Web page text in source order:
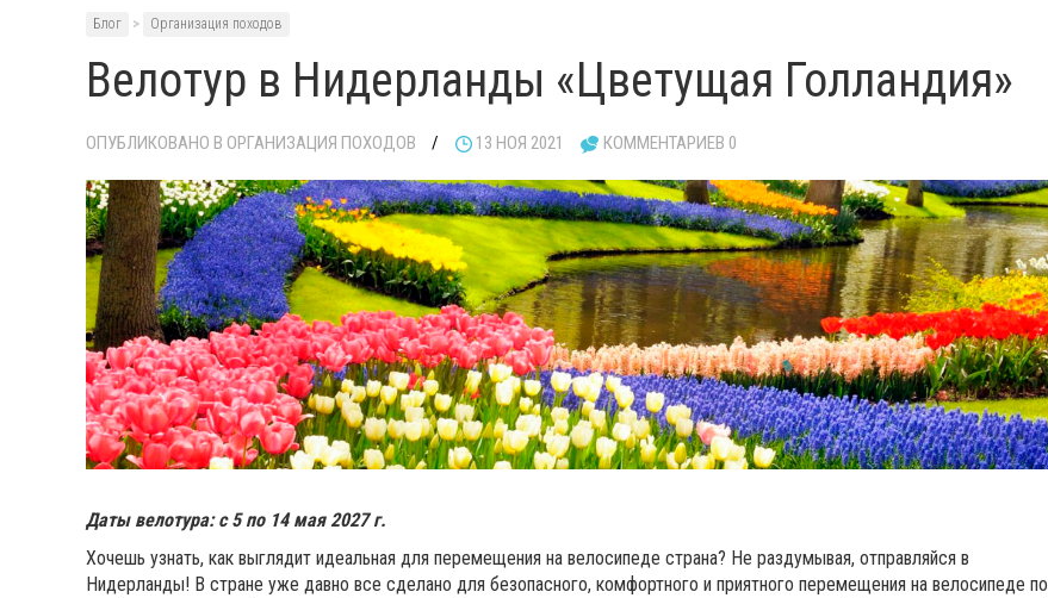
Блог > Организация походов
Велотур в Нидерланды «Цветущая Голландия»
ОПУБЛИКОВАНО В ОРГАНИЗАЦИЯ ПОХОДОВ / 13 НОЯ 2021 КОММЕНТАРИЕВ 0
Даты велотура: с 5 по 14 мая 2027 г.
Хочешь узнать, как выглядит идеальная для перемещения на велосипеде страна? Не раздумывая, отправляйся в
Нидерланды! В стране уже давно все сделано для безопасного, комфортного и приятного перемещения на велосипеде по